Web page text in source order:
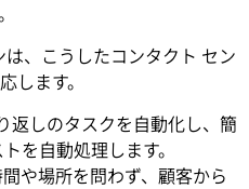
、こうしたコンタクト セン
します。
返しのタスクを自動化し、簡
を自動処理します。
や場所を問わず、顧客から